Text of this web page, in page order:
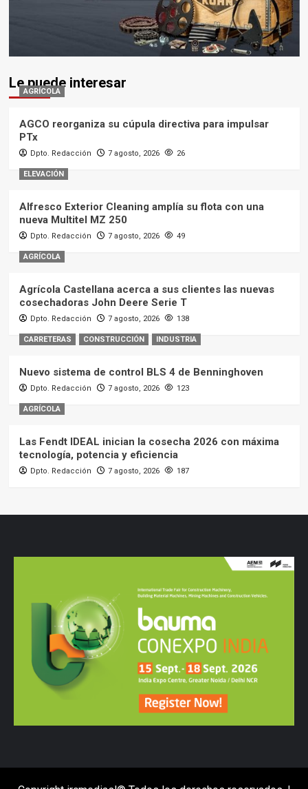
Le puede interesar
AGRÍCOLA
AGCO reorganiza su cúpula directiva para impulsar
PTx
Dpto. Redacción 7 agosto, 2026 26
ELEVACIÓN
Alfresco Exterior Cleaning amplía su flota con una
nueva Multitel MZ 250
Dpto. Redacción 7 agosto, 2026 49
AGRÍCOLA
Agrícola Castellana acerca a sus clientes las nuevas
cosechadoras John Deere Serie T
Dpto. Redacción 7 agosto, 2026 138
CARRETERAS CONSTRUCCIÓN INDUSTRIA
Nuevo sistema de control BLS 4 de Benninghoven
Dpto. Redacción 7 agosto, 2026 123
AGRÍCOLA
Las Fendt IDEAL inician la cosecha 2026 con máxima
tecnología, potencia y eficiencia
Dpto. Redacción 7 agosto, 2026 187